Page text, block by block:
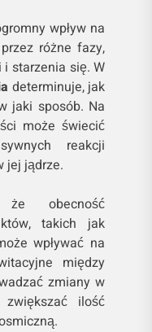
wpływ na
różne fazy,
i starzenia się. W
determinuje, jak
jaki sposób. Na
może świecić
reakcji
jej jądrze.
obecność
takich jak
wpływać na
między
zmiany w
ilość